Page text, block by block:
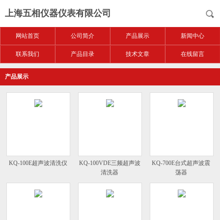
上海五相仪器仪表有限公司
网站首页 公司简介 产品展示 新闻中心
联系我们 产品目录 技术文章 在线留言
产品展示
KQ-100E超声波清洗仪
KQ-100VDE三频超声波
清洗器
KQ-700E台式超声波震
荡器